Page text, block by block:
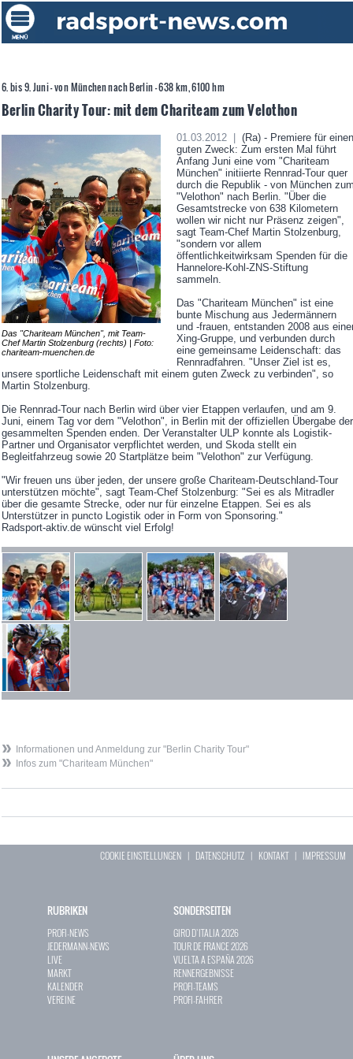
6. bis 9. Juni - von München nach Berlin - 638 km, 6100 hm
Berlin Charity Tour: mit dem Chariteam zum Velothon
Das "Chariteam München", mit Team-
Chef Martin Stolzenburg (rechts) | Foto:
chariteam-muenchen.de
01.03.2012 |
(Ra) - Premiere für einen
guten Zweck: Zum ersten Mal führt
Anfang Juni eine vom "Chariteam
München" initiierte Rennrad-Tour quer
durch die Republik - von München
"Velothon" nach Berlin. "Über die
Gesamtstrecke von 638 Kilometern
wollen wir nicht nur Präsenz zeigen",
sagt Team-Chef Martin Stolzenburg,
"sondern vor allem
öffentlichkeitwirksam Spenden für die
Hannelore-Kohl-ZNS-Stiftung
sammeln.
Das "Chariteam München" ist eine
bunte Mischung aus Jedermännern
und -frauen, entstanden 2008 aus
Xing-Gruppe, und verbunden durch
eine gemeinsame Leidenschaft: das
Rennradfahren. "Unser Ziel ist es,
unsere sportliche Leidenschaft mit einem guten Zweck zu verbinden", so
Martin Stolzenburg.
Die Rennrad-Tour nach Berlin wird über vier Etappen verlaufen, und am 9.
Juni, einem Tag vor dem "Velothon", in Berlin mit der offiziellen Übergabe der
gesammelten Spenden enden. Der Veranstalter ULP konnte als Logistik-
Partner und Organisator verpflichtet werden, und Skoda stellt ein
Begleitfahrzeug sowie 20 Startplätze beim "Velothon" zur Verfügung.
"Wir freuen uns über jeden, der unsere große Chariteam-Deutschland-Tour
unterstützen möchte", sagt Team-Chef Stolzenburg: "Sei es als Mitradler
über die gesamte Strecke, oder nur für einzelne Etappen. Sei es als
Unterstützer in puncto Logistik oder in Form von Sponsoring."
Radsport-aktiv.de wünscht viel Erfolg!
Informationen und Anmeldung zur "Berlin Charity Tour"
Infos zum "Chariteam München"
COOKIE EINSTELLUNGEN | DATENSCHUTZ | KONTAKT| IMPRESSUM
RUBRIKEN
PROFI-NEWS
JEDERMANN-NEWS
LIVE
MARKT
KALENDER
VEREINE
SONDERSEITEN
GIRO D`ITALIA 2026
TOUR DE FRANCE 2026
VUELTA A ESPAÑA 2026
RENNERGEBNISSE
PROFI-TEAMS
PROFI-FAHRER